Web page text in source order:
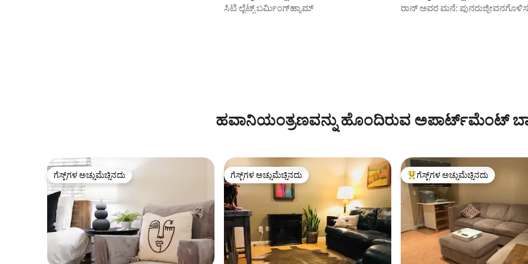
ಸಿಟಿ ಲೈಟ್ಸ್ ಬರ್ಮಿಂಗ್‌ಹ್ಯಾಮ್
ರಾನ್ ಅವರ ಮನೆ:
ಹವಾನಿಯಂತ್ರಣವನ್ನು ಹೊಂದಿರುವ ಅಪಾರ್ಟ್‌ಮೆಂಟ್‌
ಗೆಸ್ಟ್‌ಗಳ ಅಚ್ಚುಮೆಚ್ಚಿನದು
ಗೆಸ್ಟ್‌ಗಳ ಅಚ್ಚುಮೆಚ್ಚಿನದು ಗೆಸ್ಟ್‌ಗಳ ಅಚ್ಚುಮೆಚ್ಚಿನದು
ಗೆಸ್ಟ್‌ಗಳ ಅಚ್ಚುಮೆಚ್ಚಿನದು ಗೆಸ್ಟ್‌ಗಳಿಗೆ ಅತಿ ಹೆಚ್ಚು ಅಚ್ಚುಮೆಚ್ಚಿನದು
ಗೆಸ್ಟ್‌ಗಳ ಅಚ್ಚುಮೆಚ್ಚಿನದು